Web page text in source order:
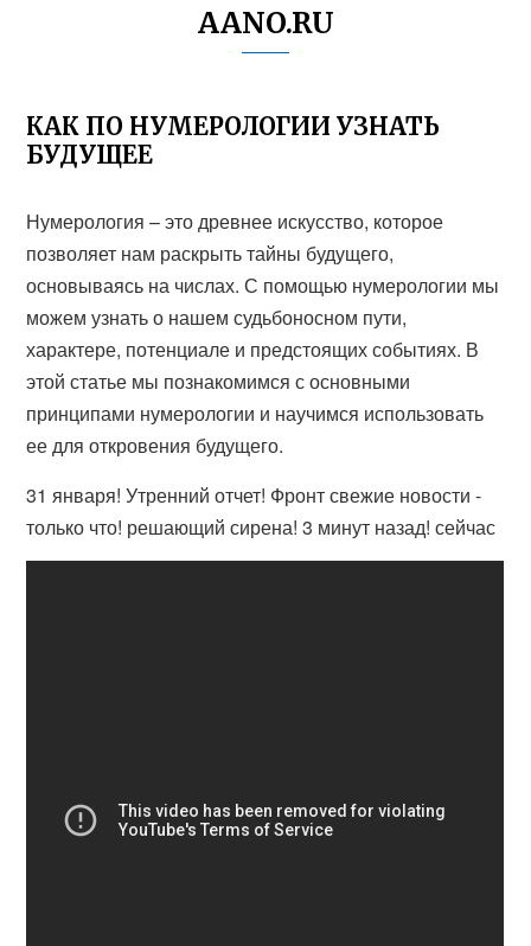
AANO.RU
КАК ПО НУМЕРОЛОГИИ УЗНАТЬ
БУДУЩЕЕ
Нумерология – это древнее искусство, которое
позволяет нам раскрыть тайны будущего,
основываясь на числах. С помощью нумерологии мы
можем узнать о нашем судьбоносном пути,
характере, потенциале и предстоящих событиях. В
этой статье мы познакомимся с основными
принципами нумерологии и научимся использовать
ее для откровения будущего.
31 января! Утренний отчет! Фронт свежие новости -
только что! решающий сирена! 3 минут назад! сейчас